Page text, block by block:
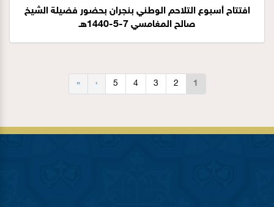
افتتاح أسبوع التلاحم الوطني بنجران بحضور فضيلة الشيخ
صالح المغامسي 7-5-1440هـ
1
2
3
4
5
›
»